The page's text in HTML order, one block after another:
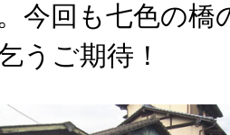
今回も七色の橋
うご期待！